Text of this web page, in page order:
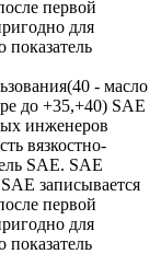
первой
для
показатель
- масло
до +35,+40) SAE
инженеров
вязкостно-
SAE. SAE
записывается
первой
для
показатель